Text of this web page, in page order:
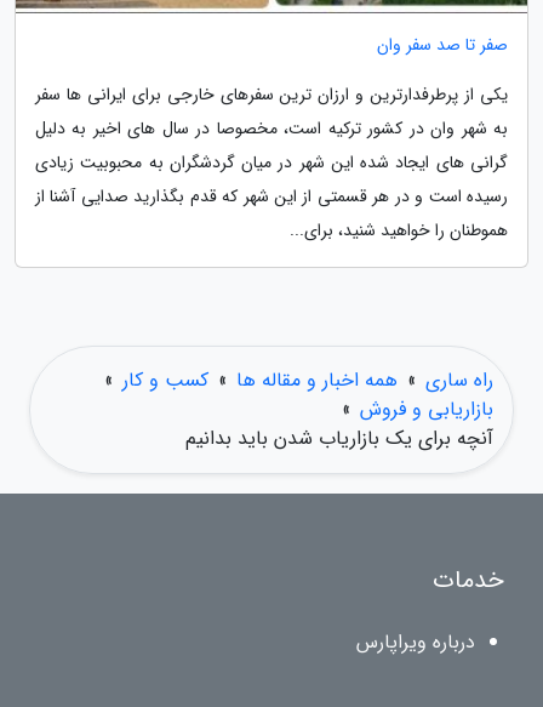
صفر تا صد سفر وان
یکی از پرطرفدارترین و ارزان ترین سفرهای خارجی برای ایرانی ها سفر
به شهر وان در کشور ترکیه است، مخصوصا در سال های اخیر به دلیل
گرانی های ایجاد شده این شهر در میان گردشگران به محبوبیت زیادی
رسیده است و در هر قسمتی از این شهر که قدم بگذارید صدایی آشنا از
هموطنان را خواهید شنید، برای...
راه ساری » همه اخبار و مقاله ها » کسب و کار »
بازاریابی و فروش »
آنچه برای یک بازاریاب شدن باید بدانیم
خدمات
درباره ویراپارس